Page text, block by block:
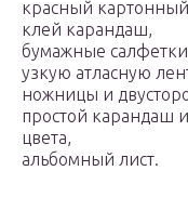
красный картонный
клей карандаш,
бумажные салфетки
узкую атласную
ножницы и
простой карандаш
цвета,
альбомный лист.